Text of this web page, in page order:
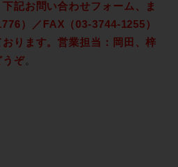
記お問い合わせフォーム、ま
）／FAX（03-3744-1255）
ります。営業担当：岡田、梓
うぞ。